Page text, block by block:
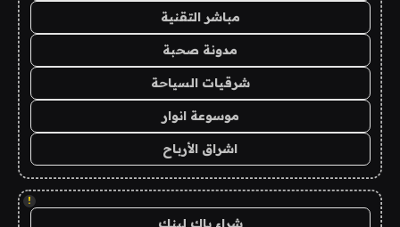
مباشر التقنية
مدونة صحبة
شرقيات السياحة
موسوعة انوار
اشراق الأرباح
!
شراء باك لينك